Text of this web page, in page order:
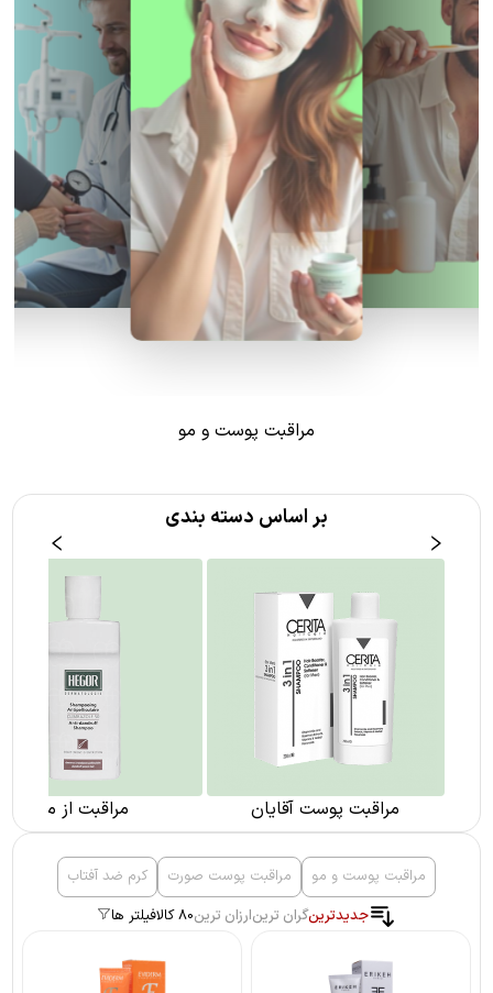
مراقبت پوست و مو
بر اساس دسته بندی
مراقبت پوست آقایان مراقبت از مو
مراقبت پوست و مو مراقبت پوست صورت
کرم ضد آفتاب
جدیدترینگران ترینارزان ترین80 کالا فیلتر ها